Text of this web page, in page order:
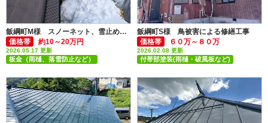
飯綱町M様 スノーネット、雪止めアングル取付工事
価格帯
約10～20万円
2026.05.17 更新
板金（雨樋、落雪防止など）
飯綱町S様 鳥被害による修繕工事
価格帯
６０万～８０万
2026.02.08 更新
付帯部塗装(雨樋・破風板など)